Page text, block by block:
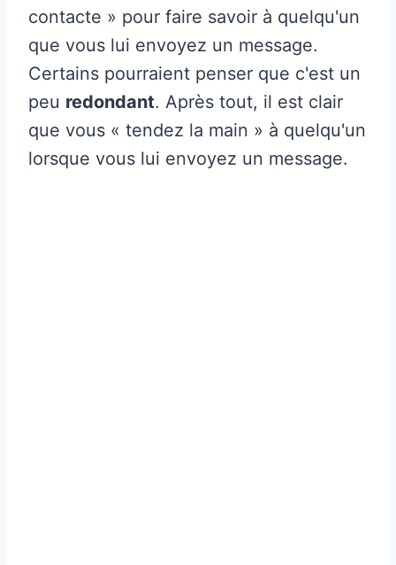
contacte » pour faire savoir à quelqu'un
que vous lui envoyez un message.
Certains pourraient penser que c'est un
peu redondant. Après tout, il est clair
que vous « tendez la main » à quelqu'un
lorsque vous lui envoyez un message.